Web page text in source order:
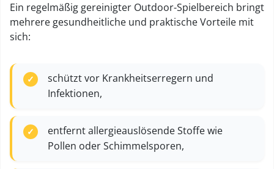
Ein regelmäßig gereinigter Outdoor-Spielbereich bringt
mehrere gesundheitliche und praktische Vorteile mit
sich:
schützt vor Krankheitserregern und
Infektionen,
entfernt allergieauslösende Stoffe wie
Pollen oder Schimmelsporen,